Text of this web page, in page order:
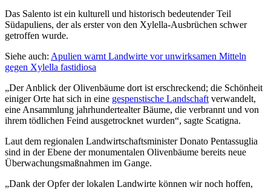
Das Salento ist ein kulturell und historisch bedeutender Teil
Südapuliens, der als erster von den Xylella-Ausbrüchen schwer
getroffen wurde.
Siehe auch: Apulien warnt Landwirte vor unwirksamen Mitteln
gegen Xylella fastidiosa
„Der Anblick der Olivenbäume dort ist erschreckend; die Schönheit
einiger Orte hat sich in eine gespenstische Landschaft verwandelt,
eine Ansammlung jahrhundertealter Bäume, die verbrannt und von
ihrem tödlichen Feind ausgetrocknet wurden“, sagte Scatigna.
Laut dem regionalen Landwirtschaftsminister Donato Pentassuglia
sind in der Ebene der monumentalen Olivenbäume bereits neue
Überwachungsmaßnahmen im Gange.
„Dank der Opfer der lokalen Landwirte können wir noch hoffen,